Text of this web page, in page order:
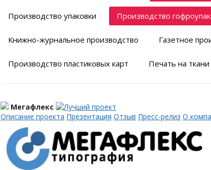
Производство упаковки Производство
Книжно-журнальное производство Газетное
Производство пластиковых карт Печать на ткани
Мегафлекс
Описание проекта Презентация Отзыв Пресс-релиз О